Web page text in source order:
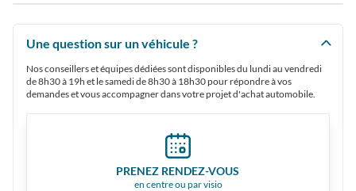
Une question sur un véhicule ?
Nos conseillers et équipes dédiées sont disponibles du lundi au vendredi
de 8h30 à 19h et le samedi de 8h30 à 18h30 pour répondre à vos
demandes et vous accompagner dans votre projet d'achat automobile.
PRENEZ RENDEZ-VOUS
en centre ou par visio